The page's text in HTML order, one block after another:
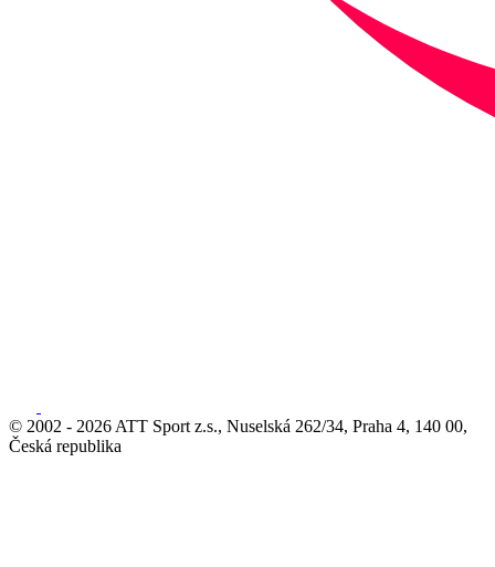
© 2002 - 2026 ATT Sport z.s., Nuselská 262/34, Praha 4, 140 00,
Česká republika